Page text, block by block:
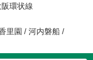
阪環状線
里園 / 河内磐船 /